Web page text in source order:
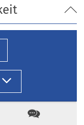
Kontakt